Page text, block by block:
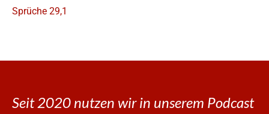
Sprüche 29,1
Seit 2020 nutzen wir in unserem Podcast